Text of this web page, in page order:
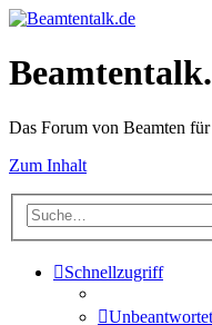
Das Forum von Beamten
Zum Inhalt
Schnellzugriff